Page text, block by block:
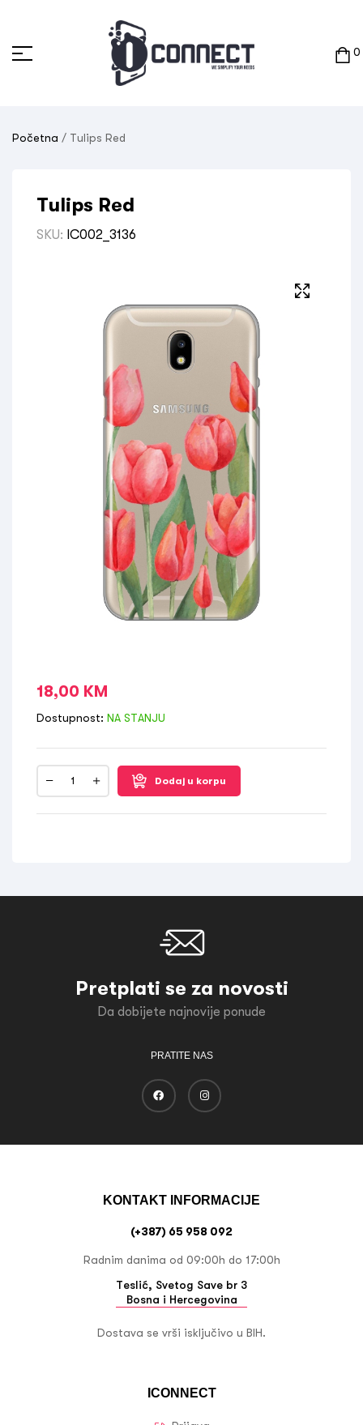
0
Početna / Tulips Red
Tulips Red
SKU: IC002_3136
18,00 KM
Dostupnost: NA STANJU
Dodaj u korpu
Pretplati se za novosti
Da dobijete najnovije ponude
PRATITE NAS
ICONNECT
KONTAKT INFORMACIJE
(+387) 65 958 092
Radnim danima od 09:00h do 17:00h
Teslić, Svetog Save br 3
Bosna i Hercegovina
Dostava se vrši isključivo u BIH.